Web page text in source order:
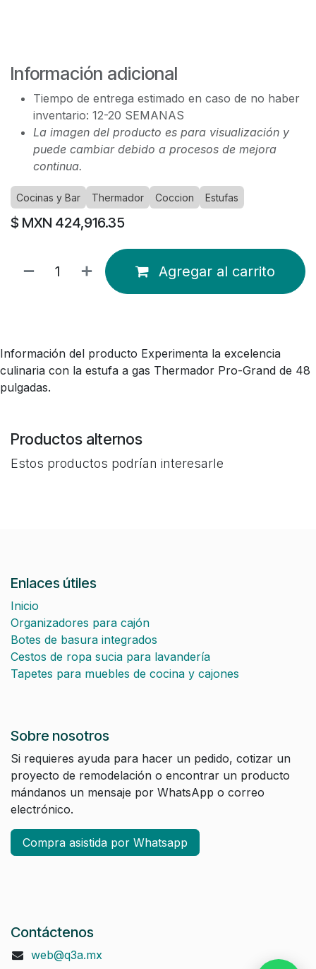
Información adicional
Tiempo de entrega estimado en caso de no haber
inventario: 12-20 SEMANAS
La imagen del producto es para visualización y
puede cambiar debido a procesos de mejora
continua.
Cocinas y Bar Thermador Coccion Estufas
$ MXN 424,916.35
Agregar al carrito
Información del producto Experimenta la excelencia
culinaria con la estufa a gas Thermador Pro-Grand de 48
pulgadas.
Productos alternos
Estos productos podrían interesarle
Enlaces útiles
Inicio
Organizadores para cajón
Botes de basura integrados
Cestos de ropa sucia para lavandería
Tapetes para muebles de cocina y cajones
Sobre nosotros
Si requieres ayuda para hacer un pedido, cotizar un
proyecto de remodelación o encontrar un producto
mándanos un mensaje por WhatsApp o correo
electrónico.
Compra asistida por Whatsapp
Contáctenos
web@q3a.mx